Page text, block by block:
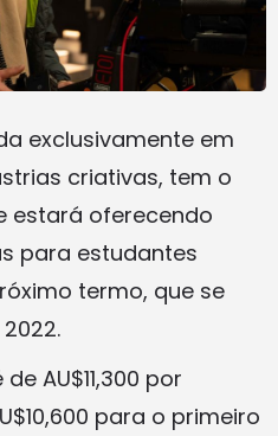
exclusivamente em
criativas, tem o
estará oferecendo
para estudantes
termo, que se
AU$11,300 por
para o primeiro